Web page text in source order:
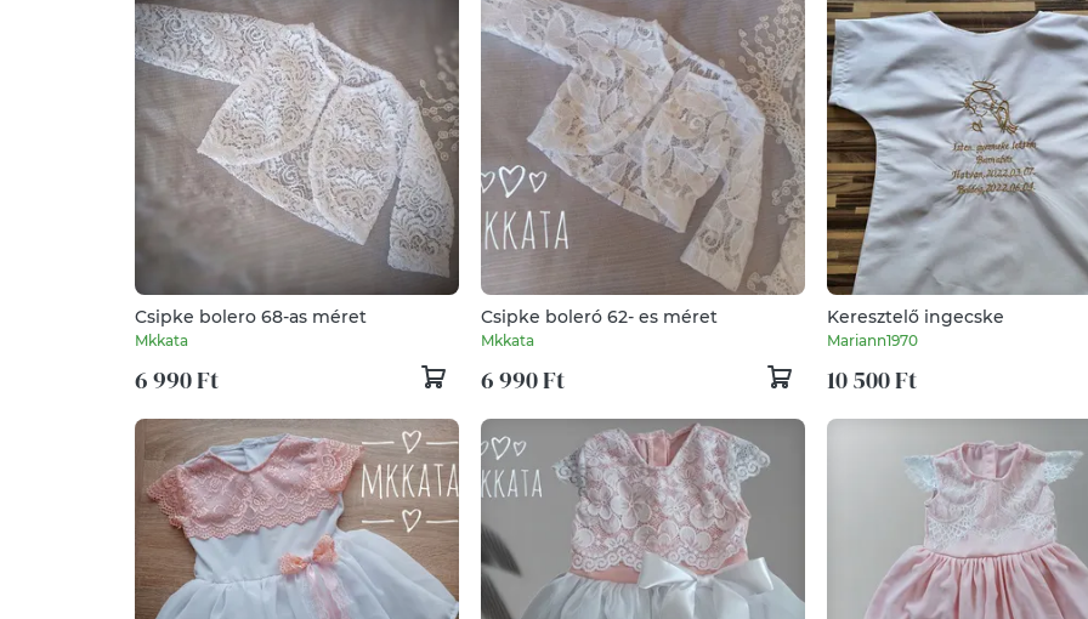
Csipke bolero 68-as méret
Mkkata
6 990 Ft
Csipke boleró 62- es méret
Mkkata
6 990 Ft
Keresztelő ingecske
Mariann1970
10 500 Ft